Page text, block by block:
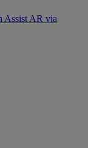
Assist AR via